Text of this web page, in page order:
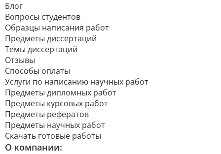
Блог
Вопросы студентов
Образцы написания работ
Предметы диссертаций
Темы диссертаций
Отзывы
Способы оплаты
Услуги по написанию научных работ
Предметы дипломных работ
Предметы курсовых работ
Предметы рефератов
Предметы научных работ
Скачать готовые работы
О компании: